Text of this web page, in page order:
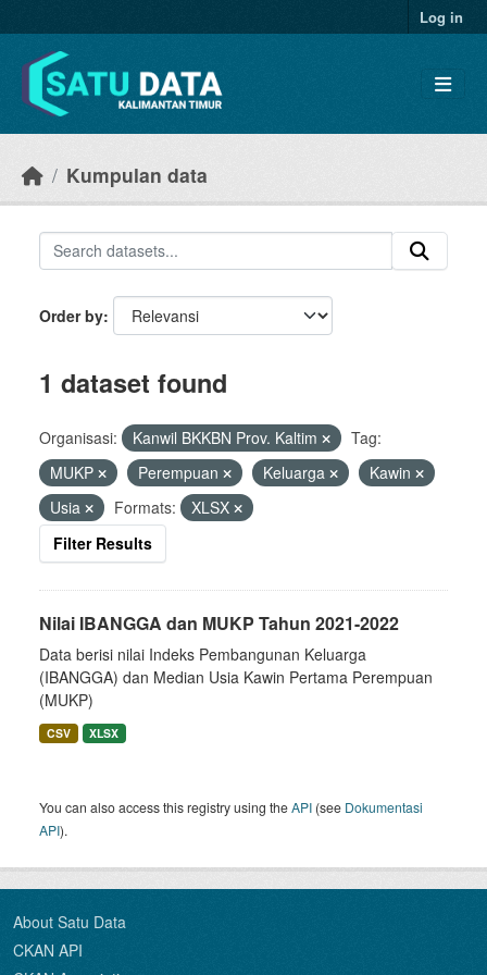
Log in
Kumpulan data
Order by
1 dataset found
Organisasi: Kanwil BKKBN Prov. Kaltim
Tag:
MUKP
Perempuan Keluarga
Kawin
Usia
Formats:
XLSX
Filter Results
Nilai IBANGGA dan MUKP Tahun 2021-2022
Data berisi nilai Indeks Pembangunan Keluarga
(IBANGGA) dan Median Usia Kawin Pertama Perempuan
(MUKP)
CSV XLSX
You can also access this registry using theAPI (see Dokumentasi
API).
About Satu Data
CKAN API